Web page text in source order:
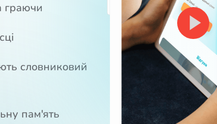
граючи
словниковий
пам'ять